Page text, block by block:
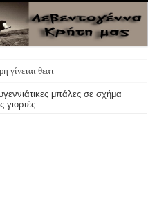
θεατρική πα
μπάλες σε σχήμα
γιορτές